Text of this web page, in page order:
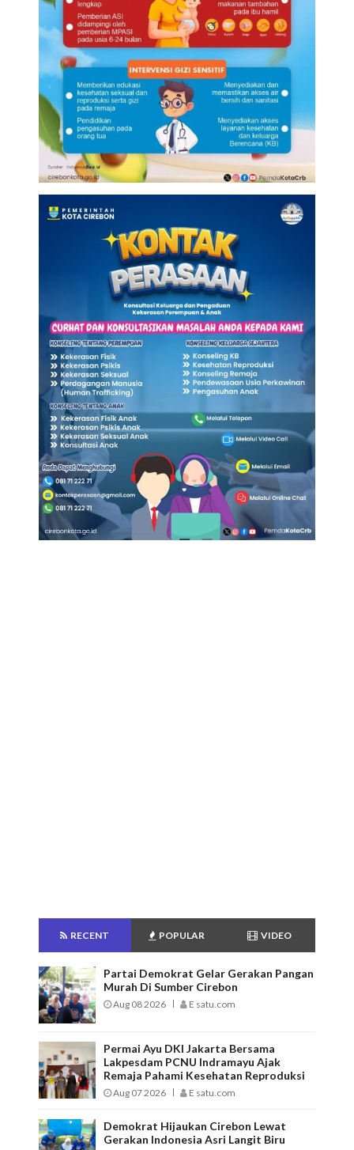
RECENT POPULAR VIDEO
Partai Demokrat Gelar Gerakan Pangan
Murah Di Sumber Cirebon
Aug 08 2026 E satu.com
Permai Ayu DKI Jakarta Bersama
Lakpesdam PCNU Indramayu Ajak
Remaja Pahami Kesehatan Reproduksi
Aug 07 2026 E satu.com
Demokrat Hijaukan Cirebon Lewat
Gerakan Indonesia Asri Langit Biru